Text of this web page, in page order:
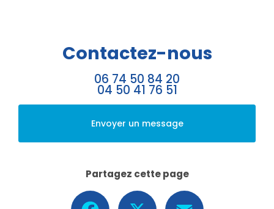
Contactez-nous
06 74 50 84 20
04 50 41 76 51
Envoyer un message
Partagez cette page
Facebook